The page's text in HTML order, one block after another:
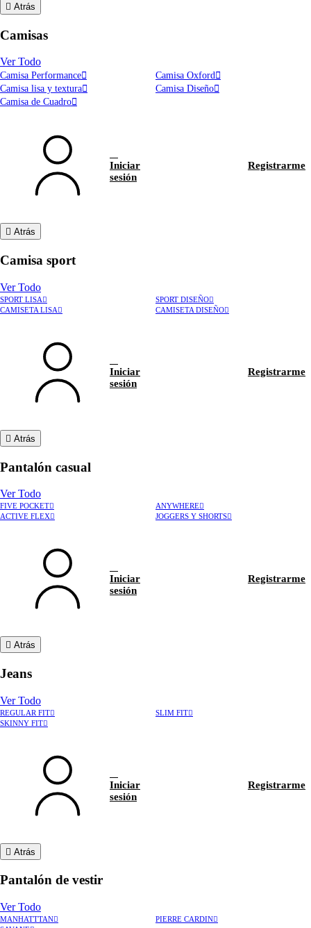
Atrás
Camisas
Ver Todo
Camisa Performance
Camisa Oxford
Camisa lisa y textura
Camisa Diseño
Camisa de Cuadro
Iniciar
sesión
Registrarme
Atrás
Camisa sport
Ver Todo
SPORT LISA
SPORT DISEÑO
CAMISETA LISA
CAMISETA DISEÑO
Iniciar
sesión
Registrarme
Atrás
Pantalón casual
Ver Todo
FIVE POCKET
ANYWHERE
ACTIVE FLEX
JOGGERS Y SHORTS
Iniciar
sesión
Registrarme
Atrás
Jeans
Ver Todo
REGULAR FIT
SLIM FIT
SKINNY FIT
Iniciar
sesión
Registrarme
Atrás
Pantalón de vestir
Ver Todo
MANHATTTAN
PIERRE CARDIN